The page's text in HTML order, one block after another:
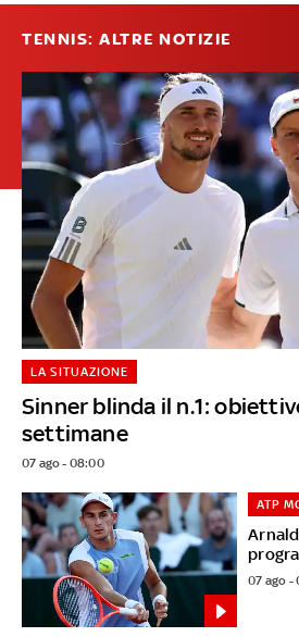
TENNIS: ALTRE NOTIZIE
Sinner blinda il n.1:
settimane
LA SITUAZIONE
07 ago - 08:00
ATP
07 ago -